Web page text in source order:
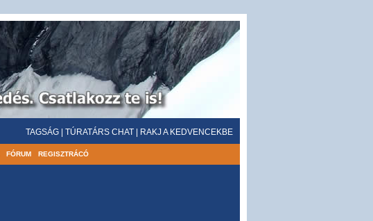
TAGSÁG TÚRATÁRS CHAT RAKJ A KEDVENCEKBE
FÓRUM REGISZTRÁCÓ